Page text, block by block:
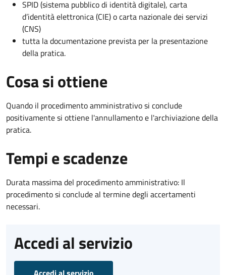
SPID (sistema pubblico di identità digitale), carta
d’identità elettronica (CIE) o carta nazionale dei servizi
(CNS)
tutta la documentazione prevista per la presentazione
della pratica.
Cosa si ottiene
Quando il procedimento amministrativo si conclude
positivamente si ottiene l'annullamento e l'archiviazione della
pratica.
Tempi e scadenze
Durata massima del procedimento amministrativo: Il
procedimento si conclude al termine degli accertamenti
necessari.
Accedi al servizio